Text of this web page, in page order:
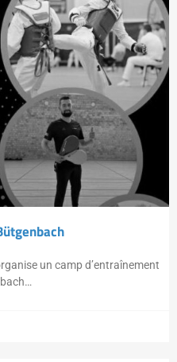
un camp d’entraînement